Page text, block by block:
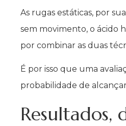
As rugas estáticas, por
sem movimento, o ácido
por combinar as duas
É por isso que uma
probabilidade de
Resultados,